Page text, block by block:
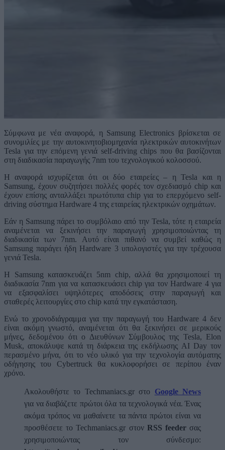
Σύμφωνα με νέα αναφορά, η Samsung Electronics βρίσκεται σε
συνομιλίες με την αυτοκινητοβιομηχανία ηλεκτρικών αυτοκινήτων
Tesla για την επόμενη γενιά self-driving chips που θα βασίζονται
στη διαδικασία παραγωγής 7nm του τεχνολογικού κολοσσού.
Η αναφορά ισχυρίζεται ότι οι δύο εταιρείες – η Tesla και η
Samsung, έχουν συζητήσει πολλές φορές τον σχεδιασμό chip και
έχουν επίσης ανταλλάξει πρωτότυπα chip για το επερχόμενο self-
driving σύστημα Hardware 4 της εταιρείας ηλεκτρικών οχημάτων.
Εάν η Samsung πάρει το συμβόλαιο από την Tesla, τότε η εταιρεία
αναμένεται να ξεκινήσει την παραγωγή χρησιμοποιώντας τη
διαδικασία των 7nm. Αυτό είναι πιθανό να συμβεί καθώς η
Samsung παράγει ήδη Hardware 3 υπολογιστές για την τρέχουσα
γενιά Tesla.
Η Samsung κατασκευάζει 5nm chip, αλλά θα χρησιμοποιεί τη
διαδικασία 7nm για να κατασκευάσει chip για τον Hardware 4 για
να εξασφαλίσει υψηλότερες αποδόσεις στην παραγωγή και
σταθερές λειτουργίες στο chip κατά την εγκατάσταση.
Ενώ το χρονοδιάγραμμα για την παραγωγή του Hardware 4 δεν
είναι ακόμη γνωστό, αναμένεται ότι θα ξεκινήσει σε μερικούς
μήνες, δεδομένου ότι ο Διευθύνων Σύμβουλος της Tesla, Elon
Musk, αποκάλυψε κατά τη διάρκεια της εκδήλωσης AI Day τον
περασμένο μήνα, ότι το νέο υλικό για την τεχνολογία αυτόματης
οδήγησης του Cybertruck θα κυκλοφορήσει σε περίπου έναν
χρόνο.
Ακολουθήστε το Techmaniacs.gr στο Google News
για να διαβάζετε πρώτοι όλα τα τεχνολογικά νέα. Ένας
ακόμα τρόπος να μαθαίνετε τα πάντα πρώτοι είναι να
προσθέσετε το Techmaniacs.gr στον RSS feederσας
χρησιμοποιώντας τον σύνδεσμο: